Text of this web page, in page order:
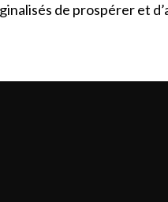
de prospérer et